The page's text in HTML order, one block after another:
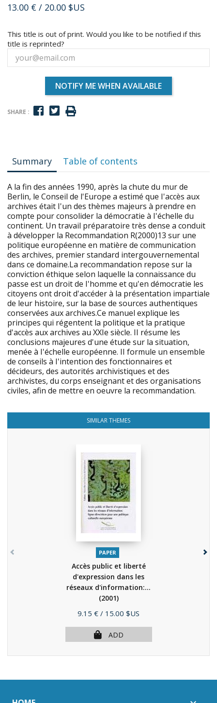
13.00 € / 20.00 $US
This title is out of print. Would you like to be notified if this
title is reprinted?
NOTIFY ME WHEN AVAILABLE
SHARE :
Summary Table of contents
A la fin des années 1990, après la chute du mur de
Berlin, le Conseil de l'Europe a estimé que I'accès aux
archives était I'un des thèmes majeurs à prendre en
compte pour consolider la démocratie à I'échelle du
continent. Un travail préparatoire très dense a conduit
à développer la Recommandation R(2000)13 sur une
politique européenne en matière de communication
des archives, premier standard intergouvernemental
dans ce domaine.La recommandation repose sur la
conviction éthique selon laquelle la connaissance du
passe est un droit de I'homme et qu'en démocratie les
citoyens ont droit d'accéder à la présentation impartiale
de leur histoire, sur la base de sources authentiques
conservées aux archives.Ce manuel explique les
principes qui régentent la politique et la pratique
d'accès aux archives au XXIe siècle. II résume les
conclusions majeures d'une étude sur la situation,
menée à I'échelle européenne. II formule un ensemble
de conseils à I'intention des fonctionnaires et
décideurs, des autorités archivistiques et des
archivistes, du corps enseignant et des organisations
civiles, afin de mettre en oeuvre la recommandation.
SIMILAR THEMES
PAPER
Accès public et liberté
d'expression dans les
réseaux d'information:...
(2001)
Price
9.15 € / 15.00 $US
ADD